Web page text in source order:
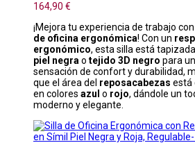
164,90 €
¡Mejora tu experiencia de trabajo
de oficina ergonómica! Con un
ergonómico, esta silla está
piel negrao tejido 3D negro para
sensación de confort y durabilidad,
que el área del reposacabezas está
en colores azul o rojo, dándole un
moderno y elegante.